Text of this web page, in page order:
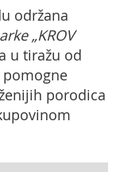
održana
„KROV
u tiražu od
pomogne
porodica